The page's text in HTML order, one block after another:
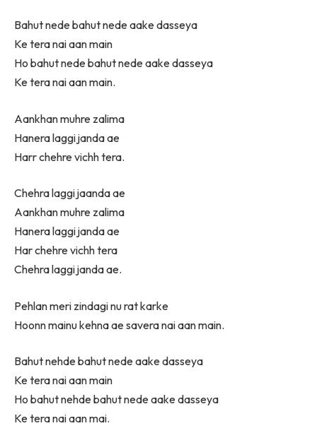
Bahut nede bahut nede aake dasseya
Ke tera nai aan main
Ho bahut nede bahut nede aake dasseya
Ke tera nai aan main.
Aankhan muhre zalima
Hanera laggi janda ae
Harr chehre vichh tera.
Chehra laggi jaanda ae
Aankhan muhre zalima
Hanera laggi janda ae
Har chehre vichh tera
Chehra laggi janda ae.
Pehlan meri zindagi nu rat karke
Hoonn mainu kehna ae savera nai aan main.
Bahut nehde bahut nede aake dasseya
Ke tera nai aan main
Ho bahut nehde bahut nede aake dasseya
Ke tera nai aan mai.